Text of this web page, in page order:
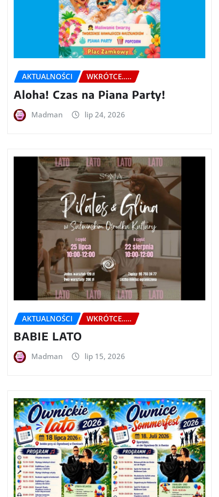
AKTUALNOŚCI WKRÓTCE.....
Aloha! Czas na Piana Party!
Madman lip 24, 2026
AKTUALNOŚCI WKRÓTCE.....
BABIE LATO
Madman lip 15, 2026